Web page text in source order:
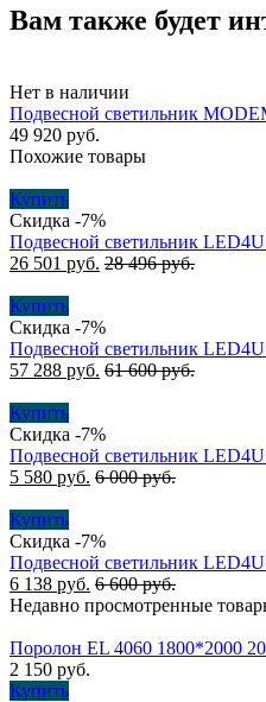
Вам также будет
Нет в наличии
Подвесной светильник
49 920 руб.
Похожие товары
Купить
Скидка -7%
Подвесной cветильник
26 501 руб. 28 496руб.
Купить
Скидка -7%
Подвесной светильник
57 288 руб. 61 600руб.
Купить
Скидка -7%
Подвесной светильник
5 580 руб. 6 000руб.
Купить
Скидка -7%
Подвесной светильник
6 138 руб. 6 600руб.
Недавно просмотренные
Поролон EL 4060 1800*2000
2 150 руб.
Купить